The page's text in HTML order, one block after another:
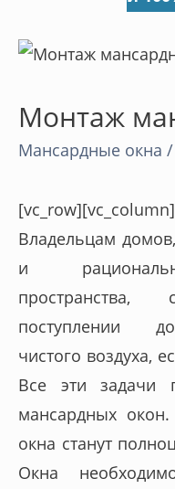
Монтаж
Мансардные окна
Владельцам
и
поступлении
чистого воздуха,
Все эти задачи
мансардных
окна станут
Окна